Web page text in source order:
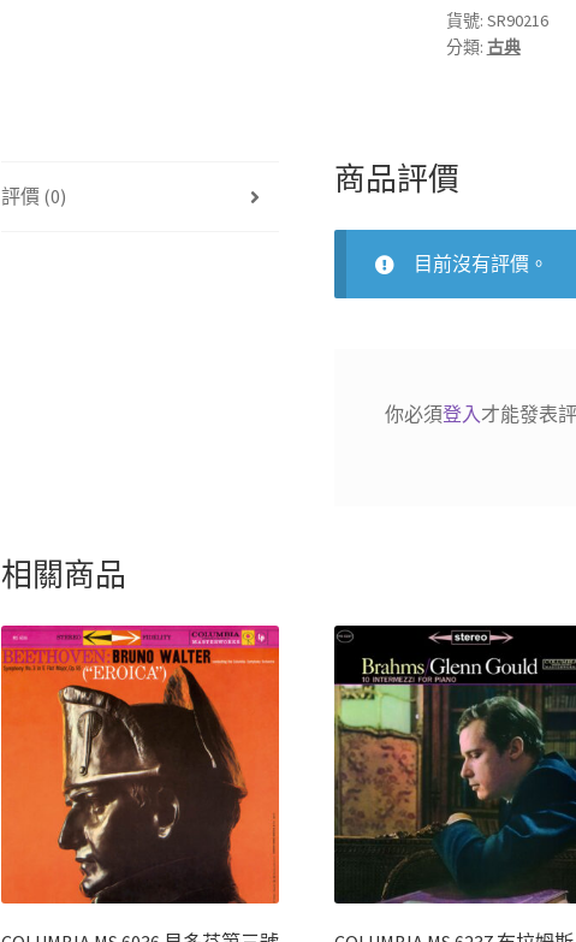
文
斯
洛
希
卡
數
貨號: SR90216
分類: 古典
評價 (0) 商品評價
目前沒有評價。
你必須登入才能發表
相關商品